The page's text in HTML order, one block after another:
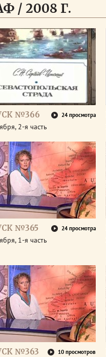
/ 2008 Г.
№366 24 просмотра
2-я часть
№365 24 просмотра
1-я часть
№363 10 просмотров